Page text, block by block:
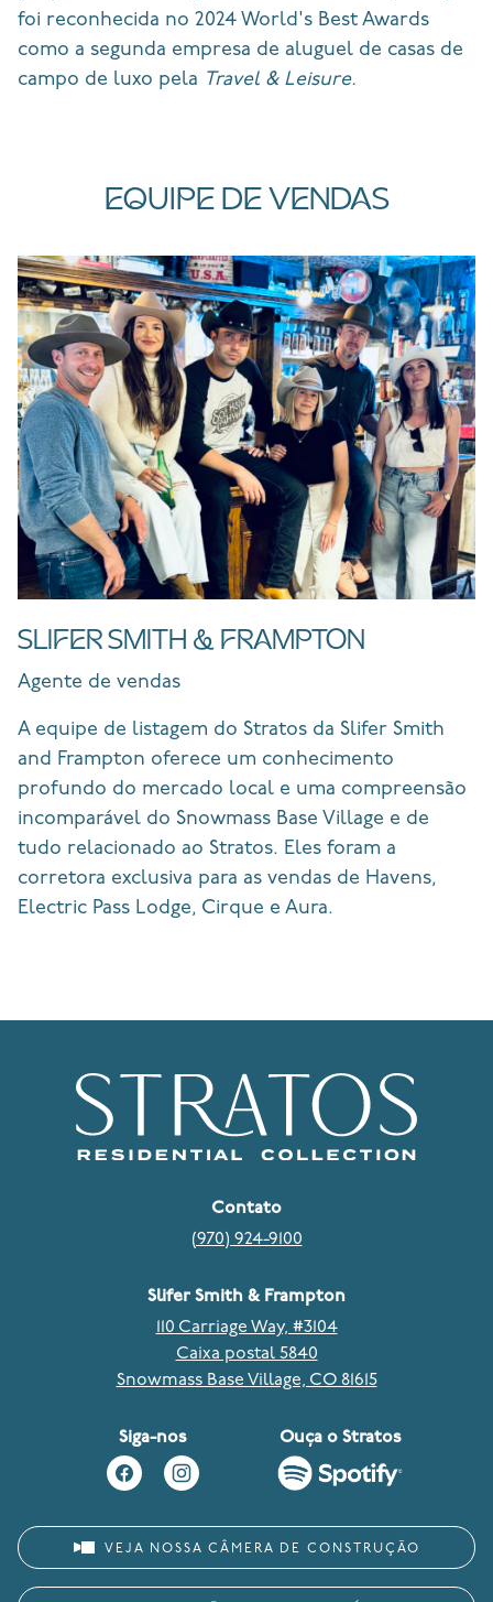
foi reconhecida no 2024 World's Best Awards
como a segunda empresa de aluguel de casas de
campo de luxo pela Travel & Leisure.
EQUIPE DE VENDAS
SLIFER SMITH & FRAMPTON
Agente de vendas
A equipe de listagem do Stratos da Slifer Smith
and Frampton oferece um conhecimento
profundo do mercado local e uma compreensão
incomparável do Snowmass Base Village e de
tudo relacionado ao Stratos. Eles foram a
corretora exclusiva para as vendas de Havens,
Electric Pass Lodge, Cirque e Aura.
Contato
(970) 924-9100
Slifer Smith & Frampton
110 Carriage Way, #3104
Caixa postal 5840
Snowmass Base Village, CO 81615
Siga-nos Ouça o Stratos
VEJA NOSSA CÂMERA DE CONSTRUÇÃO